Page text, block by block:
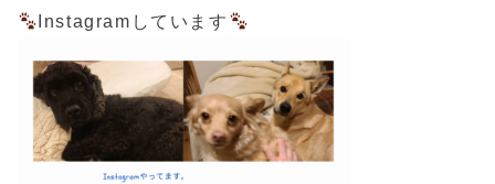
Instagramしています